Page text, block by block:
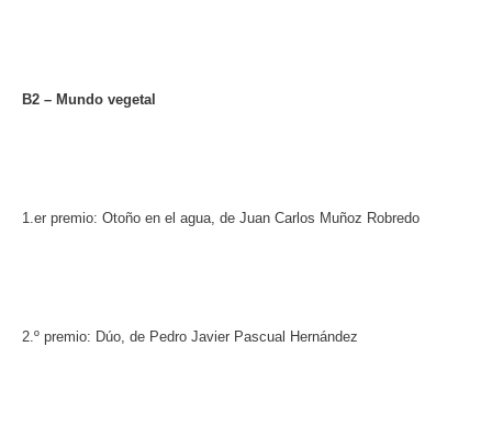
B2 – Mundo vegetal
1.er premio: Otoño en el agua, de Juan Carlos Muñoz Robredo
2.º premio: Dúo, de Pedro Javier Pascual Hernández